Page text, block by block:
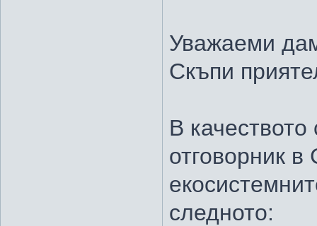
Уважаеми
Скъпи
В
отговорник
следното: